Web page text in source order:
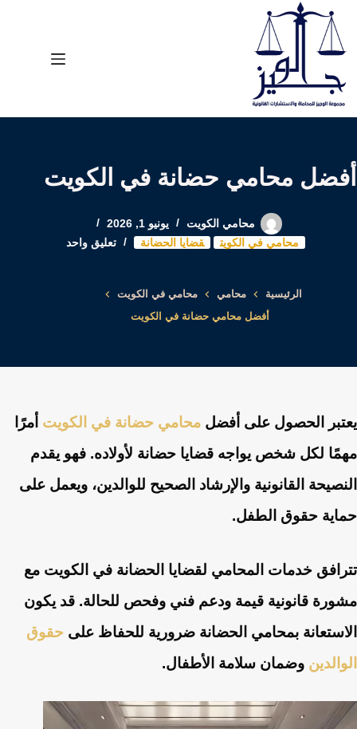
التجاوز
إلى
المحتوى
أفضل محامي حضانة في الكويت
محامي الكويت
يونيو 1, 2026
محامي في الكويت
قضايا الحضانة تعليق واحد
الرئيسية محامي
محامي في الكويت
أفضل محامي حضانة في الكويت
يعتبر الحصول على أفضل محامي حضانة في الكويت أمرًا
مهمًا لكل شخص يواجه قضايا حضانة لأولاده. فهو يقدم
النصيحة القانونية والإرشاد الصحيح للوالدين، ويعمل على
حماية حقوق الطفل.
تترافق خدمات المحامي لقضايا الحضانة في الكويت مع
مشورة قانونية قيمة ودعم فني وفحص للحالة. قد يكون
الاستعانة بمحامي الحضانة ضرورية للحفاظ على حقوق
الوالدين وضمان سلامة الأطفال.